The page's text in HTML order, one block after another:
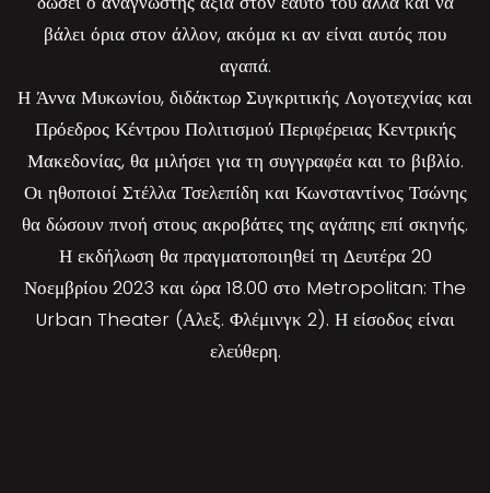
βάλει όρια στον άλλον, ακόμα κι αν είναι αυτός που
αγαπά.
Η Άννα Μυκωνίου, διδάκτωρ Συγκριτικής Λογοτεχνίας και
Πρόεδρος Κέντρου Πολιτισμού Περιφέρειας Κεντρικής
Μακεδονίας, θα μιλήσει για τη συγγραφέα και το βιβλίο.
Οι ηθοποιοί Στέλλα Τσελεπίδη και Κωνσταντίνος Τσώνης
θα δώσουν πνοή στους ακροβάτες της αγάπης επί σκηνής.
Η εκδήλωση θα πραγματοποιηθεί τη Δευτέρα 20
Νοεμβρίου 2023 και ώρα 18.00 στο Metropolitan: The
Urban Theater (Αλεξ. Φλέμινγκ 2). Η είσοδος είναι
ελεύθερη.